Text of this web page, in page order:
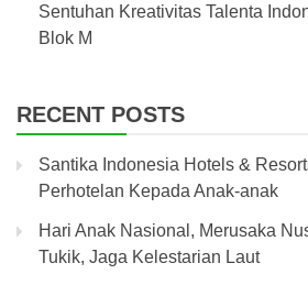
Sentuhan Kreativitas Talenta
Blok M
RECENT POSTS
Santika Indonesia Hotels &
Perhotelan Kepada Anak-anak
Hari Anak Nasional, Merusaka
Tukik, Jaga Kelestarian Laut